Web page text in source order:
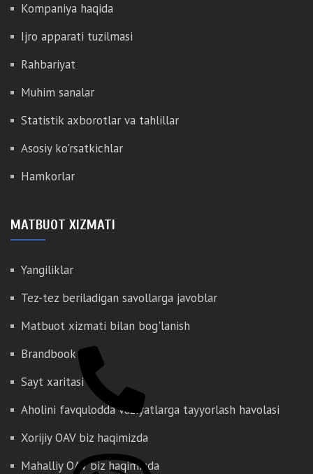
Kompaniya haqida
Ijro apparati tuzilmasi
Rahbariyat
Muhim sanalar
Statistik axborotlar va tahlillar
Asosiy ko'rsatkichlar
Hamkorlar
MATBUOT XIZMATI
Yangiliklar
Tez-tez beriladigan savollarga javoblar
Matbuot xizmati bilan bog'lanish
Brandbook
Sayt xaritasi
Aholini favqulodda vaziyatlarga tayyorlash havolasi
Xorijiy OAV biz haqimizda
Mahalliy OAV biz haqimizda